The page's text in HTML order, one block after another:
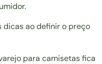
dicas ao definir o preço
para camisetas fica